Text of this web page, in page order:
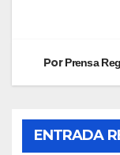
PorPrensa
ENTRADA